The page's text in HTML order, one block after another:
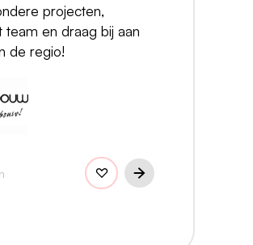
projecten,
en draag bij aan
de regio!